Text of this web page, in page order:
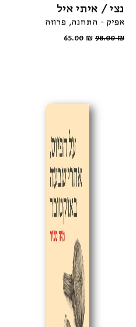
נצי / איתי איל
אפיק - התחנה פרוזה
98.00₪
65.00 ₪